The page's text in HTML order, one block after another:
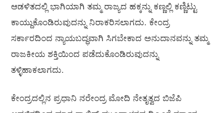
ಆಡಳಿತದಲ್ಲಿ ಭಾಗಿಯಾಗಿ ತಮ್ಮ ರಾಜ್ಯದ ಹಕ್ಕನ್ನು ಕಣ್ಣಲ್ಲಿ ಕಣ್ಣಿಟ್ಟು
ಕಾಯ್ದುಕೊಂಡಿರುವುದನ್ನು ನಿರಾಕರಿಸಲಾಗದು. ಕೇಂದ್ರ
ಸರ್ಕಾರದಿಂದ ನ್ಯಾಯಬದ್ಧವಾಗಿ ಸಿಗಬೇಕಾದ ಅನುದಾನವನ್ನು ತಮ್ಮ
ರಾಜಕೀಯ ಶಕ್ತಿಯಿಂದ ಪಡೆದುಕೊಂಡಿರುವುದನ್ನು
ತಳ್ಳಿಹಾಕಲಾಗದು.
ಕೇಂದ್ರದಲ್ಲಿನ ಪ್ರಧಾನಿ ನರೇಂದ್ರ ಮೋದಿ ನೇತೃತ್ವದ ಬಿಜೆಪಿ